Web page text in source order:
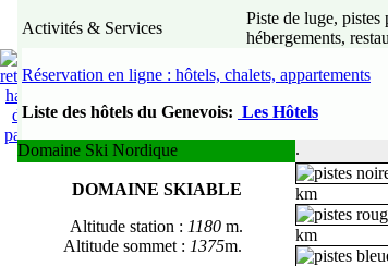
Activités & Services
Piste de luge,
hébergements,
Réservation en ligne : hôtels, chalets, appartements
Liste des hôtels du Genevois: Les Hôtels
Domaine Ski Nordique .
DOMAINE SKIABLE
Altitude station : 1180 m.
Altitude sommet : 1375m.
km
km